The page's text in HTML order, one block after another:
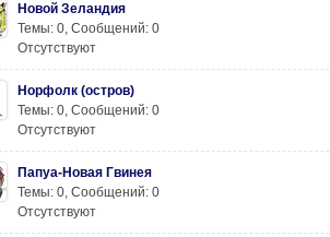
Новой Зеландия
Темы: 0, Сообщений: 0
Отсутствуют
Норфолк (остров)
Темы: 0, Сообщений: 0
Отсутствуют
Папуа-Новая Гвинея
Темы: 0, Сообщений: 0
Отсутствуют